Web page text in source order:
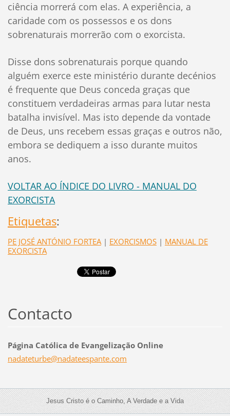
ciência morrerá com elas. A experiência, a
caridade com os possessos e os dons
sobrenaturais morrerão com o exorcista.
Disse dons sobrenaturais porque quando
alguém exerce este ministério durante decénios
é frequente que Deus conceda graças que
constituem verdadeiras armas para lutar nesta
batalha invisível. Mas isto depende da vontade
de Deus, uns recebem essas graças e outros não,
embora se dediquem a isso durante muitos
anos.
VOLTAR AO ÍNDICE DO LIVRO - MANUAL DO
EXORCISTA
Etiquetas:
PE JOSÉ ANTÓNIO FORTEA | EXORCISMOS | MANUAL DE
EXORCISTA
Contacto
Página Católica de Evangelização Online
nadateturbe@nadateespante.com
Jesus Cristo é o Caminho, A Verdade e a Vida